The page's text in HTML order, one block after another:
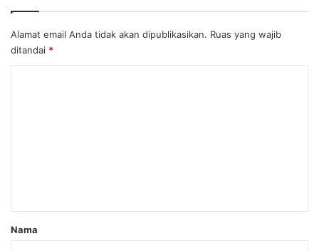
Alamat email Anda tidak akan dipublikasikan. Ruas yang wajib
ditandai *
r
Nama